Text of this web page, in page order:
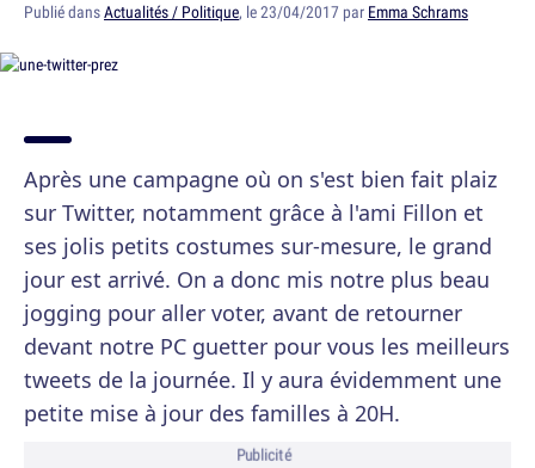
Publié dansActualités / Politique, le 23/04/2017 par Emma Schrams
Après une campagne où on s'est bien fait plaiz
sur Twitter, notamment grâce à l'ami Fillon et
ses jolis petits costumes sur-mesure, le grand
jour est arrivé. On a donc mis notre plus beau
jogging pour aller voter, avant de retourner
devant notre PC guetter pour vous les meilleurs
tweets de la journée. Il y aura évidemment une
petite mise à jour des familles à 20H.
Publicité